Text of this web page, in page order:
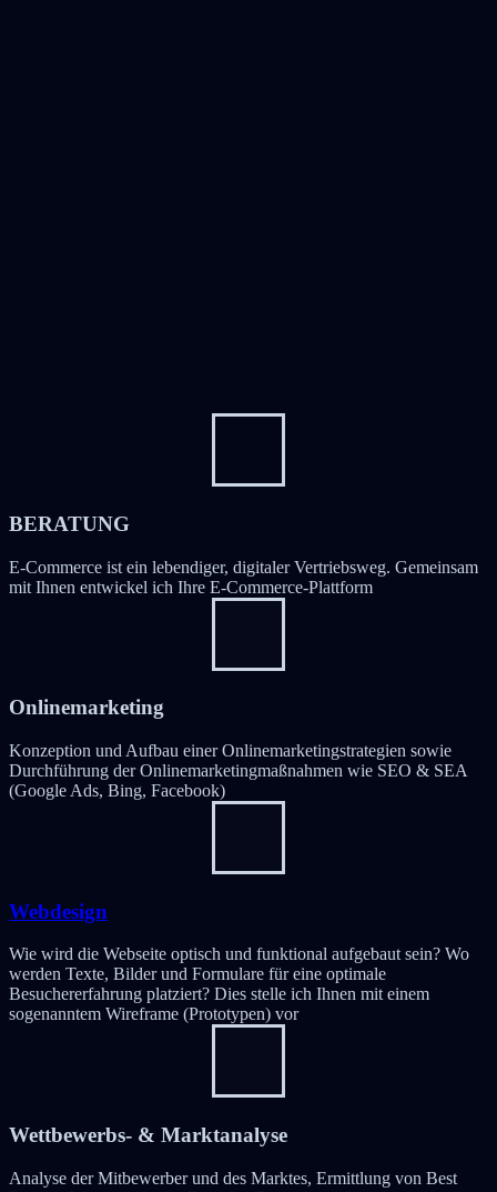
BERATUNG
E-Commerce ist ein lebendiger, digitaler Vertriebsweg. Gemeinsam
mit Ihnen entwickel ich Ihre E-Commerce-Plattform
Onlinemarketing
Konzeption und Aufbau einer Onlinemarketingstrategien sowie
Durchführung der Onlinemarketingmaßnahmen wie SEO & SEA
(Google Ads, Bing, Facebook)
Webdesign
Wie wird die Webseite optisch und funktional aufgebaut sein? Wo
werden Texte, Bilder und Formulare für eine optimale
Besuchererfahrung platziert? Dies stelle ich Ihnen mit einem
sogenanntem Wireframe (Prototypen) vor
Wettbewerbs- & Marktanalyse
Analyse der Mitbewerber und des Marktes, Ermittlung von Best